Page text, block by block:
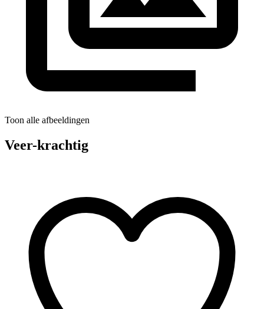
Toon alle afbeeldingen
Veer-krachtig